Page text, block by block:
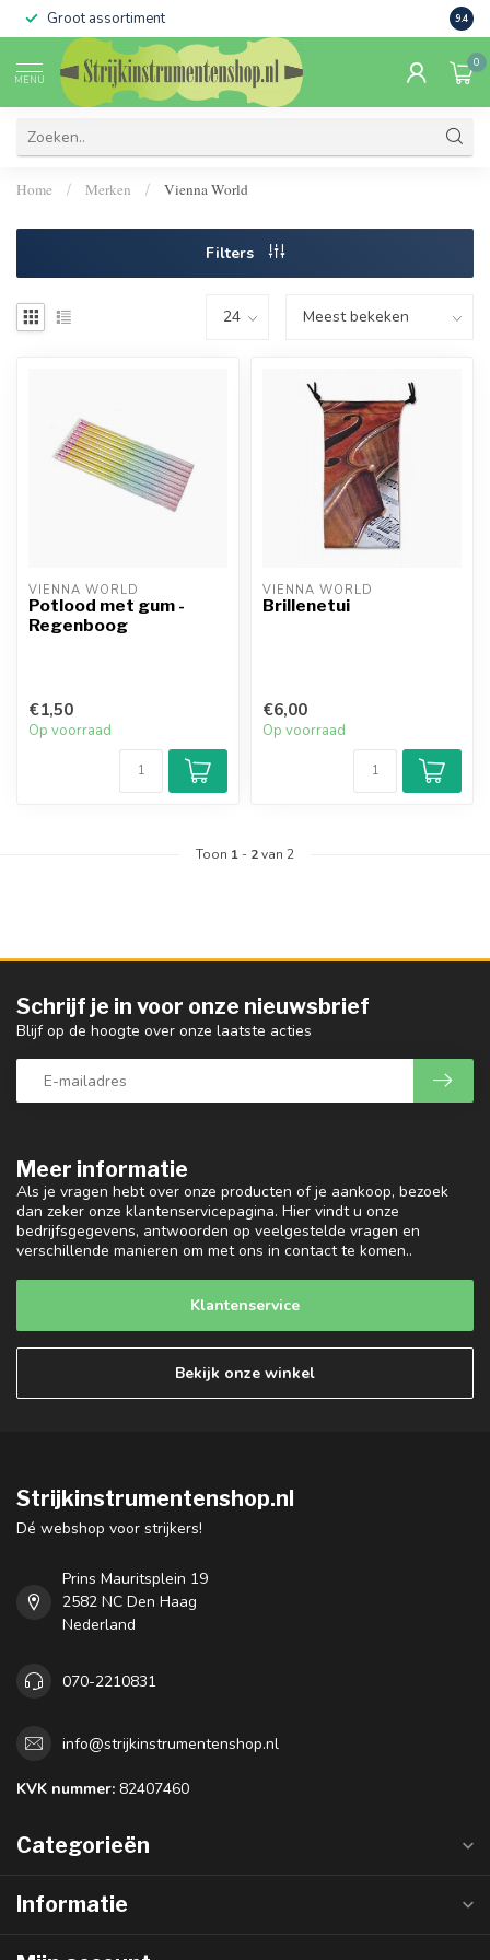
Groot assortiment 9.4
MENU
0
Home / Merken / Vienna World
Filters
VIENNA WORLD
Potlood met gum -
Regenboog
€1,50
Op voorraad
VIENNA WORLD
Brillenetui
€6,00
Op voorraad
Toon 1 - 2van 2
Meer informatie
Als je vragen hebt over onze producten of je aankoop, bezoek
dan zeker onze klantenservicepagina. Hier vindt u onze
bedrijfsgegevens, antwoorden op veelgestelde vragen en
verschillende manieren om met ons in contact te komen..
Klantenservice
Bekijk onze winkel
Schrijf je in voor onze nieuwsbrief
Blijf op de hoogte over onze laatste acties
Strijkinstrumentenshop.nl
Dé webshop voor strijkers!
Prins Mauritsplein 19
2582 NC Den Haag
Nederland
070-2210831
info@strijkinstrumentenshop.nl
KVK nummer: 82407460
Categorieën
Informatie